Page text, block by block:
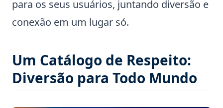
para os seus usuários, juntando diversão e
conexão em um lugar só.
Um Catálogo de Respeito:
Diversão para Todo Mundo